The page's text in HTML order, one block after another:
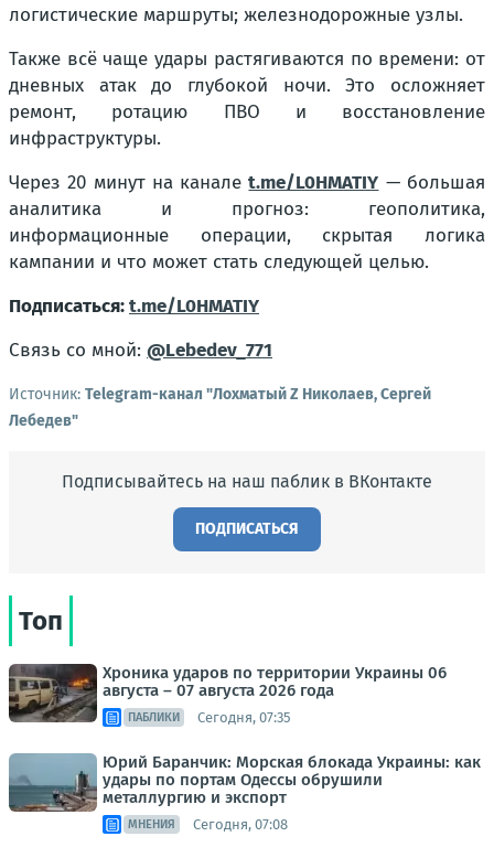
логистические маршруты; железнодорожные узлы.
Также всё чаще удары растягиваются по времени: от
дневных атак до глубокой ночи. Это осложняет
ремонт, ротацию ПВО и восстановление
инфраструктуры.
Через 20 минут на каналеt.me/L0HMATIY — большая
аналитика и прогноз: геополитика,
информационные операции, скрытая логика
кампании и что может стать следующей целью.
Подписаться:t.me/L0HMATIY
Связь со мной: @Lebedev_771
Источник: Telegram-канал "Лохматый Z Николаев, Сергей
Лебедев"
Подписывайтесь на наш паблик в ВКонтакте
ПОДПИСАТЬСЯ
Топ
Хроника ударов по территории Украины 06
августа – 07 августа 2026 года
ПАБЛИКИ Сегодня, 07:35
Юрий Баранчик: Морская блокада Украины: как
удары по портам Одессы обрушили
металлургию и экспорт
МНЕНИЯ Сегодня, 07:08